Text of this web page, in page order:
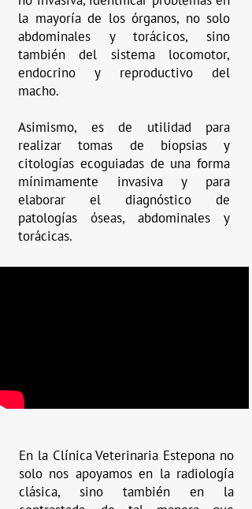
En la Clínica Veterinaria Estepona no
solo nos apoyamos en la radiología
clásica, sino también en la
la mayoría de los órganos, no solo
abdominales y torácicos, sino
también del sistema locomotor,
endocrino y reproductivo del
macho.
Asimismo, es de utilidad para
realizar tomas de biopsias y
citologías ecoguiadas de una forma
mínimamente invasiva y para
elaborar el diagnóstico de
patologías óseas, abdominales y
torácicas.